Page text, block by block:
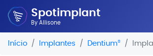
Spotimplant
By Allisone
Início Implantes Dentium®